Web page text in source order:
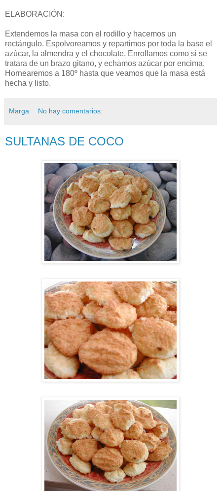
ELABORACIÓN:
Extendemos la masa con el rodillo y hacemos un
rectángulo. Espolvoreamos y repartimos por toda la base el
azúcar, la almendra y el chocolate. Enrollamos como si se
tratara de un brazo gitano, y echamos azúcar por encima.
Hornearemos a 180º hasta que veamos que la masa está
hecha y listo.
Marga No hay comentarios:
SULTANAS DE COCO